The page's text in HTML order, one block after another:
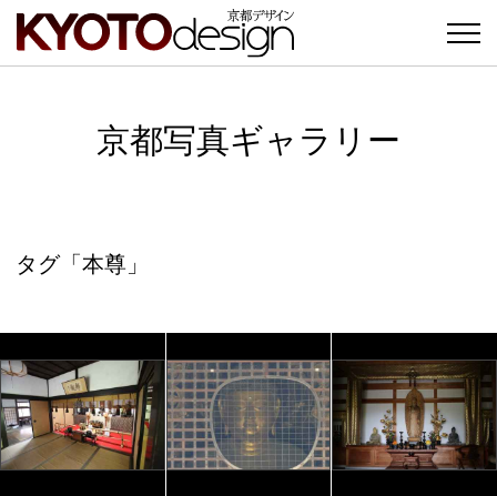
京都写真ギャラリー
タグ「本尊」